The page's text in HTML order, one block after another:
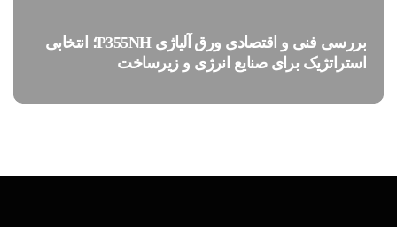
بررسی فنی و اقتصادی ورق آلیاژی P355NH؛ انتخابی
استراتژیک برای صنایع انرژی و زیرساخت